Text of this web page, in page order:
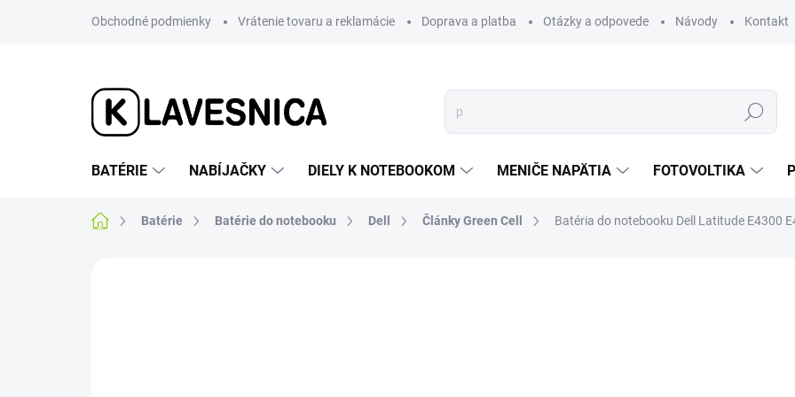
Obchodné podmienky Vrátenie tovaru a reklamácie Doprava a platba Otázky a odpovede Návody Kontakt
Hľadať
BATÉRIE NABÍJAČKY DIELY K NOTEBOOKOM MENIČE NAPÄTIA FOTOVOLTIKA
DomovBatérie Batérie do notebooku Dell Články Green Cell Batéria do notebooku Dell Latitude E4300